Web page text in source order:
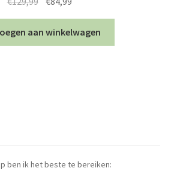
was:
€129,99.
is:
€84,99.
aan winkelwagen
ben ik het beste te bereiken: